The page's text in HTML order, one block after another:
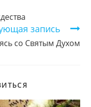
запись
со Святым Духом